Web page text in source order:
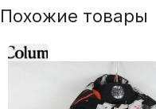
Похожие товары